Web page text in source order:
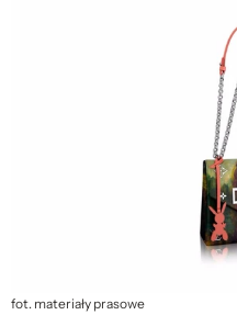
fot. materiały prasowe